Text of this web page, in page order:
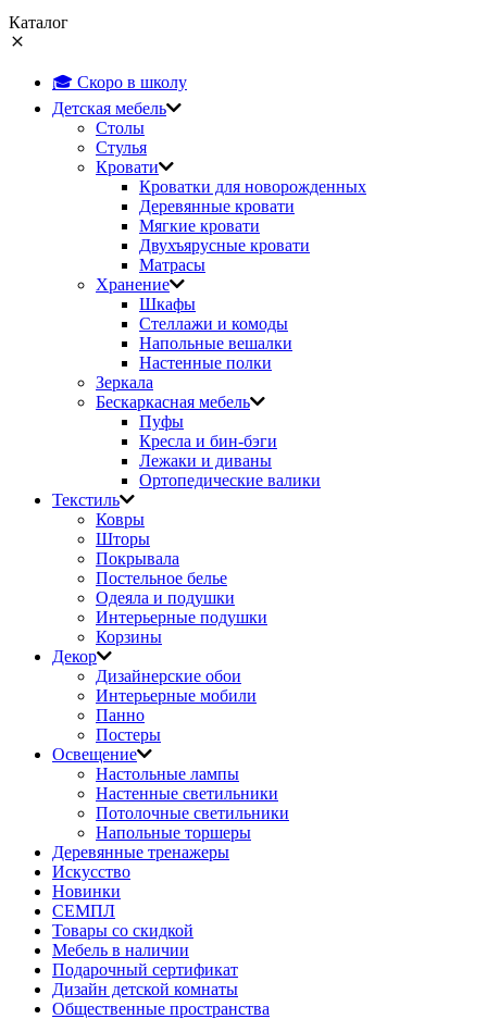
Каталог
🎓 Скоро в школу
Детская мебель
Столы
Стулья
Кровати
Кроватки для новорожденных
Деревянные кровати
Мягкие кровати
Двухъярусные кровати
Матрасы
Хранение
Шкафы
Стеллажи и комоды
Напольные вешалки
Настенные полки
Зеркала
Бескаркасная мебель
Пуфы
Кресла и бин-бэги
Лежаки и диваны
Ортопедические валики
Текстиль
Ковры
Шторы
Покрывала
Постельное белье
Одеяла и подушки
Интерьерные подушки
Корзины
Декор
Дизайнерские обои
Интерьерные мобили
Панно
Постеры
Освещение
Настольные лампы
Настенные светильники
Потолочные светильники
Напольные торшеры
Деревянные тренажеры
Искусство
Новинки
СЕМПЛ
Товары со скидкой
Мебель в наличии
Подарочный сертификат
Дизайн детской комнаты
Общественные пространства